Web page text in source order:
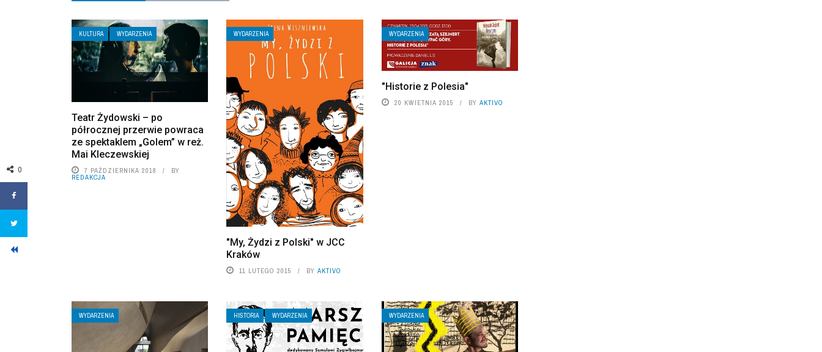
KULTURA WYDARZENIA
Teatr Żydowski – po
półrocznej przerwie powraca
ze spektaklem „Golem” w reż.
Mai Kleczewskiej
7 PAŹDZIERNIKA 2018 BY
REDAKCJA
WYDARZENIA
"My, Żydzi z Polski" w JCC
Kraków
11 LUTEGO 2015 BYAKTIVO
WYDARZENIA
"Historie z Polesia"
20 KWIETNIA 2015 BY AKTIVO
WYDARZENIA HISTORIA WYDARZENIA WYDARZENIA
0